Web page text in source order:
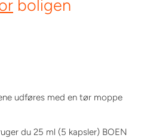
boligen
udføres med en tør moppe
du 25 ml (5 kapsler) BOEN